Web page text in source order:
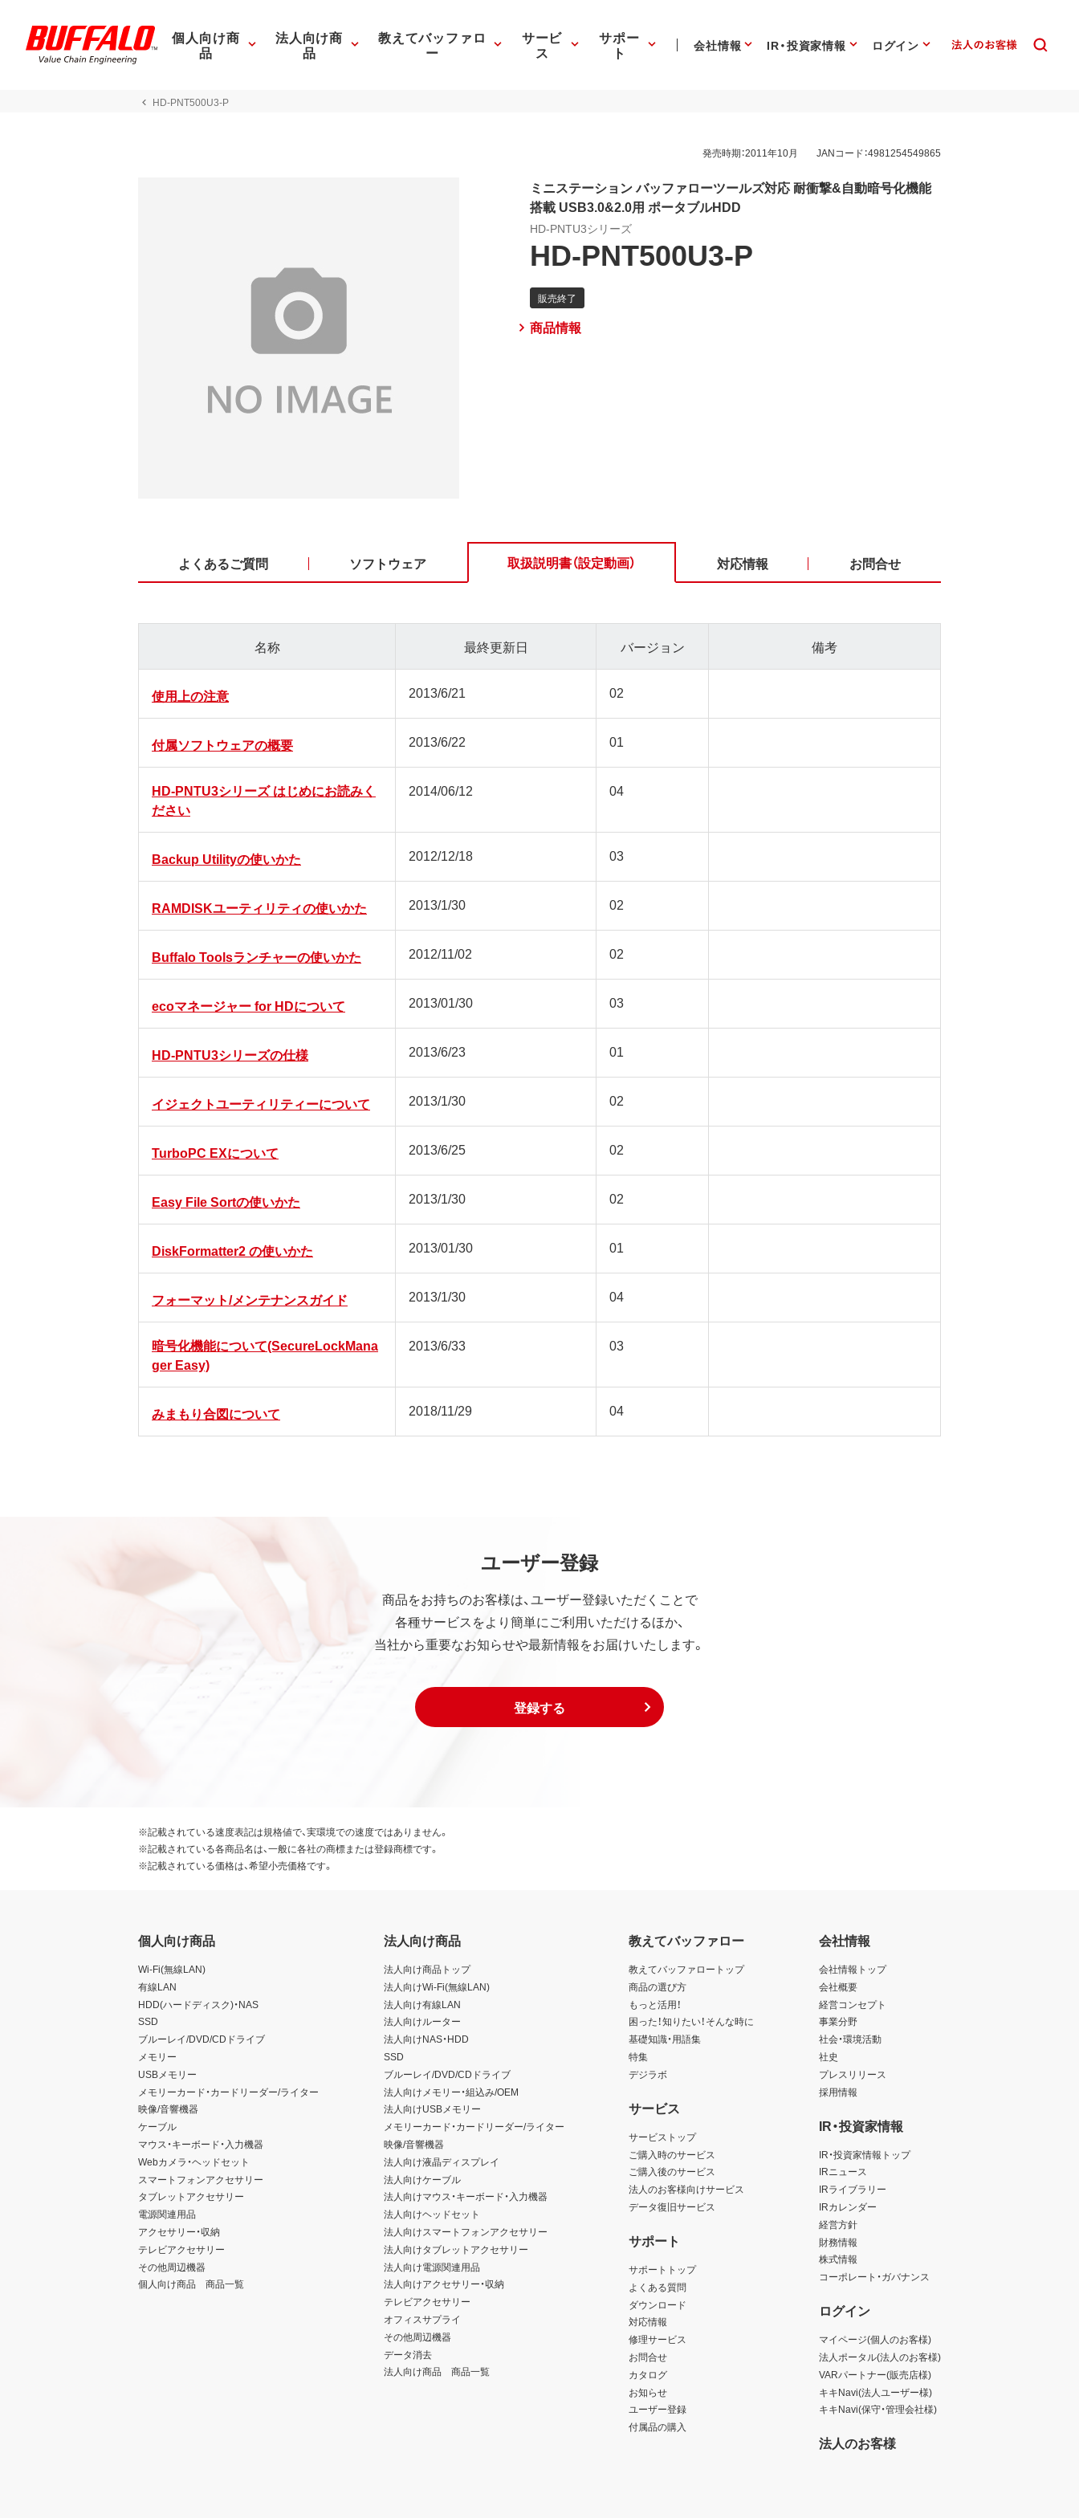
個人向け商
品
法人向け商
品
教えてバッファロ
ー
サービ
ス
サポー
ト 会社情報 IR・投資家情報 ログイン
HD-PNT500U3-P
発売時期：2011年10月 JANコード：4981254549865
ミニステーション バッファローツールズ対応 耐衝撃&自動暗号化機能
搭載 USB3.0&2.0用 ポータブルHDD
HD-PNTU3シリーズ
HD-PNT500U3-P
商品情報
よくあるご質問 ソフトウェア 取扱説明書（設定動画） 対応情報 お問合せ
名称 最終更新日 バージョン 備考
使用上の注意 2013/6/21 02
付属ソフトウェアの概要 2013/6/22 01
HD-PNTU3シリーズ はじめにお読みく
ださい
2014/06/12 04
Backup Utilityの使いかた 2012/12/18 03
RAMDISKユーティリティの使いかた 2013/1/30 02
Buffalo Toolsランチャーの使いかた 2012/11/02 02
ecoマネージャー for HDについて 2013/01/30 03
HD-PNTU3シリーズの仕様 2013/6/23 01
イジェクトユーティリティーについて 2013/1/30 02
TurboPC EXについて 2013/6/25 02
Easy File Sortの使いかた 2013/1/30 02
DiskFormatter2 の使いかた 2013/01/30 01
フォーマット/メンテナンスガイド 2013/1/30 04
暗号化機能について(SecureLockMana
ger Easy)
2013/6/33 03
みまもり合図について 2018/11/29 04
ユーザー登録
商品をお持ちのお客様は、ユーザー登録いただくことで
各種サービスをより簡単にご利用いただけるほか、
当社から重要なお知らせや最新情報をお届けいたします。
登録する
※記載されている速度表記は規格値で、実環境での速度ではありません。
※記載されている各商品名は、一般に各社の商標または登録商標です。
※記載されている価格は、希望小売価格です。
個人向け商品
Wi-Fi(無線LAN)
有線LAN
HDD(ハードディスク)・NAS
SSD
ブルーレイ/DVD/CDドライブ
メモリー
USBメモリー
メモリーカード・カードリーダー/ライター
映像/音響機器
ケーブル
マウス・キーボード・入力機器
Webカメラ・ヘッドセット
スマートフォンアクセサリー
タブレットアクセサリー
電源関連用品
アクセサリー・収納
テレビアクセサリー
その他周辺機器
個人向け商品 商品一覧
法人向け商品
法人向け商品トップ
法人向けWi-Fi(無線LAN)
法人向け有線LAN
法人向けルーター
法人向けNAS・HDD
SSD
ブルーレイ/DVD/CDドライブ
法人向けメモリー・組込み/OEM
法人向けUSBメモリー
メモリーカード・カードリーダー/ライター
映像/音響機器
法人向け液晶ディスプレイ
法人向けケーブル
法人向けマウス・キーボード・入力機器
法人向けヘッドセット
法人向けスマートフォンアクセサリー
法人向けタブレットアクセサリー
法人向け電源関連用品
法人向けアクセサリー・収納
テレビアクセサリー
オフィスサプライ
その他周辺機器
データ消去
法人向け商品 商品一覧
教えてバッファロー
教えてバッファロートップ
商品の選び方
もっと活用！
困った！知りたい！そんな時に
基礎知識・用語集
特集
デジラボ
サービス
サービストップ
ご購入時のサービス
ご購入後のサービス
法人のお客様向けサービス
データ復旧サービス
サポート
サポートトップ
よくある質問
ダウンロード
対応情報
修理サービス
お問合せ
カタログ
お知らせ
ユーザー登録
付属品の購入
会社情報
会社情報トップ
会社概要
経営コンセプト
事業分野
社会・環境活動
社史
プレスリリース
採用情報
IR・投資家情報
IR・投資家情報トップ
IRニュース
IRライブラリー
IRカレンダー
経営方針
財務情報
株式情報
コーポレート・ガバナンス
ログイン
マイページ(個人のお客様)
法人ポータル(法人のお客様)
VARパートナー(販売店様)
キキNavi(法人ユーザー様)
キキNavi(保守・管理会社様)
法人のお客様